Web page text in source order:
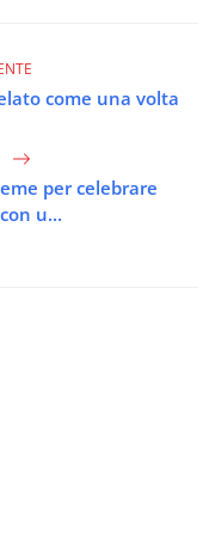
come una volta
per celebrare
u...